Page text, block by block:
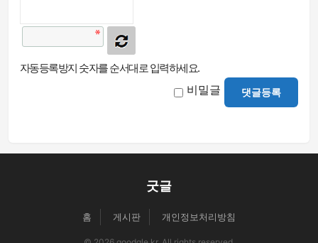
자동등록방지 숫자를 순서대로 입력하세요.
비밀글 댓글등록
굿글
홈 게시판 개인정보처리방침